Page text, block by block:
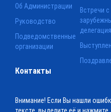
Встречи с
Об Администрации
Руководство
Подведомственные
организации
Контакты
Внимание! Если Вы нашли